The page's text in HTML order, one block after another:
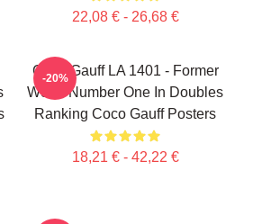
22,08 € - 26,68 €
Coco Gauff LA 1401 - Former
World Number One In Doubles
Ranking Coco Gauff Posters
18,21 € - 42,22 €
-20%